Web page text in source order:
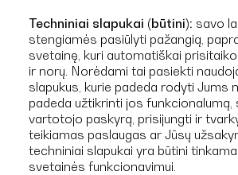
Techniniai slapukai (būtini): savo
stengiamės pasiūlyti pažangią,
svetainę, kuri automatiškai
ir norų. Norėdami tai pasiekti
slapukus, kurie padeda rodyti Jums
padeda užtikrinti jos funkcionalumą,
vartotojo paskyrą, prisijungti ir
teikiamas paslaugas ar Jūsų
techniniai slapukai yra būtini
svetainės funkcionavimui.